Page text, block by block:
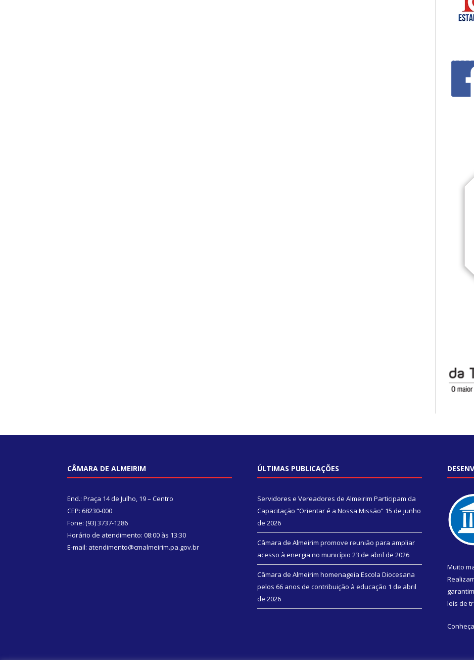
CÂMARA DE ALMEIRIM
End.: Praça 14 de Julho, 19 – Centro
CEP: 68230-000
Fone: (93) 3737-1286
Horário de atendimento: 08:00 às 13:30
E-mail: atendimento@cmalmeirim.pa.gov.br
ÚLTIMAS PUBLICAÇÕES
Servidores e Vereadores de Almeirim Participam da
Capacitação “Orientar é a Nossa Missão” 15 de junho
de 2026
Câmara de Almeirim promove reunião para ampliar
acesso à energia no município 23 de abril de 2026
Câmara de Almeirim homenageia Escola Diocesana
pelos 66 anos de contribuição à educação 1 de abril
de 2026
Muito
leis de